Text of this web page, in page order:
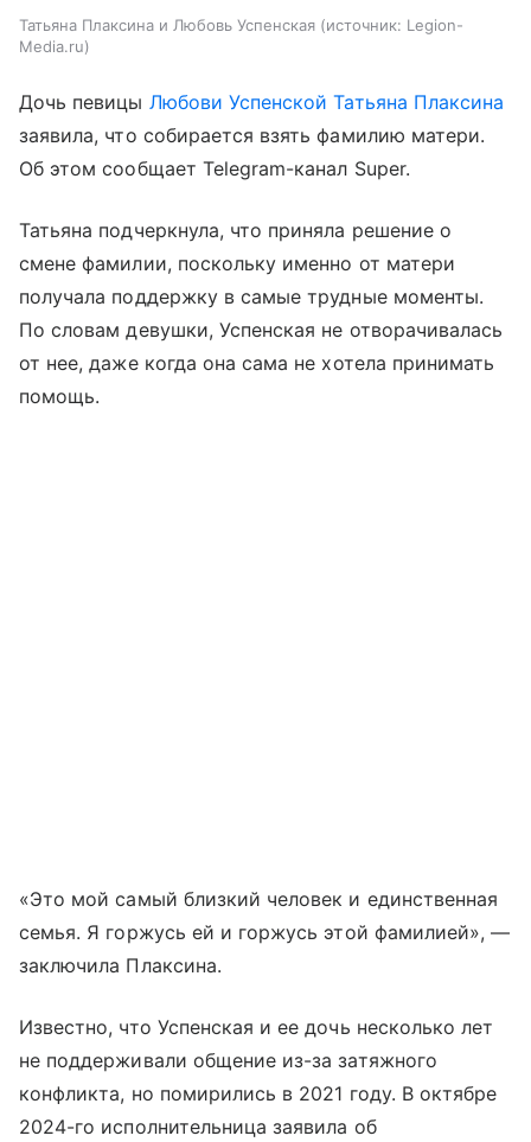
Татьяна Плаксина и Любовь Успенская источник: Legion-
Media.ru
Дочь певицы Любови Успенской Татьяна Плаксина
заявила, что собирается взять фамилию матери.
Об этом сообщает Telegram-канал Super.
Татьяна подчеркнула, что приняла решение о
смене фамилии, поскольку именно от матери
получала поддержку в самые трудные моменты.
По словам девушки, Успенская не отворачивалась
от нее, даже когда она сама не хотела принимать
помощь.
«Это мой самый близкий человек и единственная
семья. Я горжусь ей и горжусь этой фамилией», —
заключила Плаксина.
Известно, что Успенская и ее дочь несколько лет
не поддерживали общение из-за затяжного
конфликта, но помирились в 2021 году. В октябре
2024-го исполнительница заявила об